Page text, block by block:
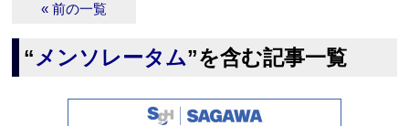
« 前の一覧
“メンソレータム”を含む記事一覧